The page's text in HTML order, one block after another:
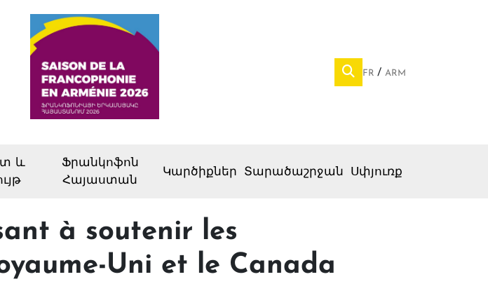
FR ARM
և
Ֆրանկոֆոն
Հայաստան
Կարծիքներ Տարածաշրջան Սփյուռք
à soutenir les
Uni et le Canada